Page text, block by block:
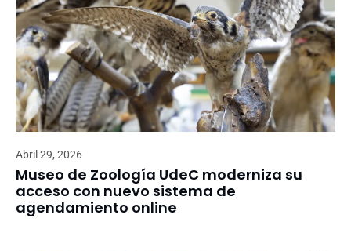
Abril 29, 2026
Museo de Zoología UdeC moderniza su
acceso con nuevo sistema de
agendamiento online